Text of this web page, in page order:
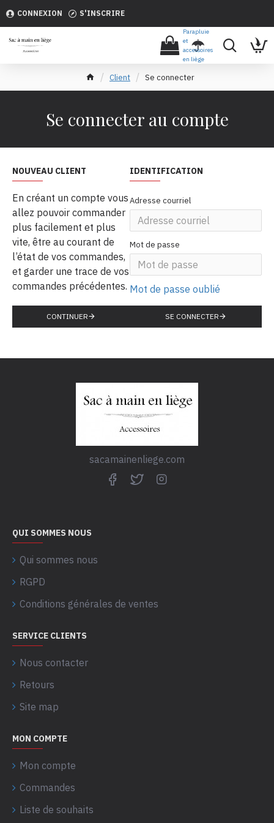
CONNEXION S'INSCRIRE
Parapluie
et
accessoires
en liège
Client Se connecter
Se connecter au compte
NOUVEAU CLIENT
En créant un compte vous
allez pouvoir commander
plus facilement et plus
vite, être au courant de
l’état de vos commandes,
et garder une trace de vos
commandes précédentes.
CONTINUER
IDENTIFICATION
Adresse courriel
Mot de passe
Mot de passe oublié
SE CONNECTER
sacamainenliege.com
QUI SOMMES NOUS
Qui sommes nous
RGPD
Conditions générales de ventes
SERVICE CLIENTS
Nous contacter
Retours
Site map
MON COMPTE
Mon compte
Commandes
Liste de souhaits